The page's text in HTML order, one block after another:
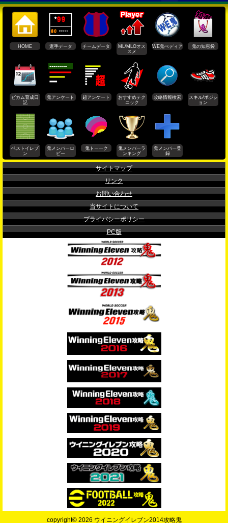
HOME 選手データ チームデータ
ML/MLOオス
スメ
WE鬼ぺディア 鬼の知恵袋
ビカム育成日
記
鬼アンケート 超アンケート
おすすめテク
ニック
攻略情報検索
スキル/ポジシ
ョン
ベストイレブ
ン
鬼メンバーロ
ビー
鬼トーーク
鬼メンバーラ
ンキング
鬼メンバー登
録
サイトマップ
リンク
お問い合わせ
当サイトについて
プライバシーポリシー
PC版
copyright© 2026 ウイニングイレブン2014攻略鬼